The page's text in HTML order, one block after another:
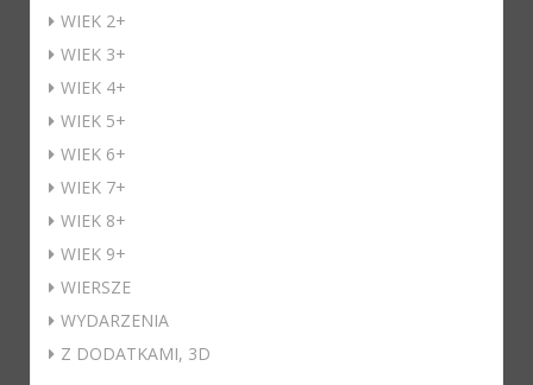
WIEK 2+
WIEK 3+
WIEK 4+
WIEK 5+
WIEK 6+
WIEK 7+
WIEK 8+
WIEK 9+
WIERSZE
WYDARZENIA
Z DODATKAMI, 3D